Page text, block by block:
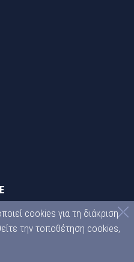
021397526000
•Πολιτική cookies
cookies για τη διάκριση
την τοποθέτηση cookies,